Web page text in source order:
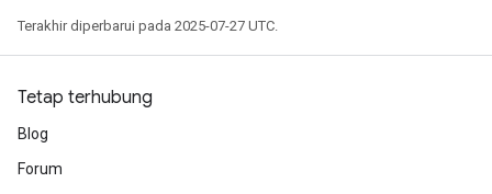
Terakhir diperbarui pada 2025-07-27 UTC.
Tetap terhubung
Blog
Forum